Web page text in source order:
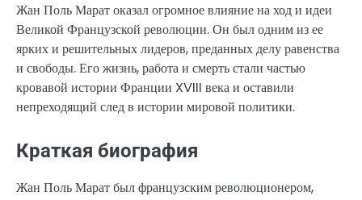
Жан Поль Марат оказал огромное влияние на ход и идеи
Великой Французской революции. Он был одним из ее
ярких и решительных лидеров, преданных делу равенства
и свободы. Его жизнь, работа и смерть стали частью
кровавой истории Франции XVIII века и оставили
непреходящий след в истории мировой политики.
Краткая биография
Жан Поль Марат был французским революционером,